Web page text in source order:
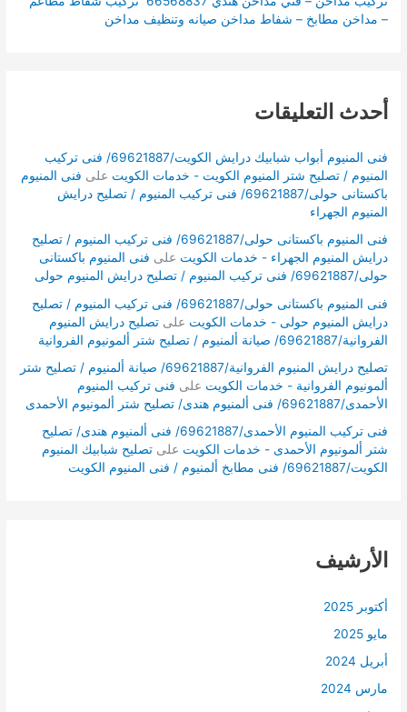
– مداخن مطابخ – شفاط مداخن صيانه وتنظيف مداخن
أحدث التعليقات
فنى المنيوم أبواب شبابيك درايش الكويت/69621887/ فنى تركيب
المنيوم / تصليح شتر المنيوم الكويت - خدمات الكويت على فنى المنيوم
باكستانى حولى/69621887/ فنى تركيب المنيوم / تصليح درايش
المنيوم الجهراء
فنى المنيوم باكستانى حولى/69621887/ فنى تركيب المنيوم / تصليح
درايش المنيوم الجهراء - خدمات الكويت على فنى المنيوم باكستانى
حولى/69621887/ فنى تركيب المنيوم / تصليح درايش المنيوم حولى
فنى المنيوم باكستانى حولى/69621887/ فنى تركيب المنيوم / تصليح
درايش المنيوم حولى - خدمات الكويت علىتصليح درايش المنيوم
الفروانية/69621887/ صيانة ألمنيوم / تصليح شتر ألمونيوم الفروانية
تصليح درايش المنيوم الفروانية/69621887/ صيانة ألمنيوم / تصليح شتر
ألمونيوم الفروانية - خدمات الكويت على فنى تركيب المنيوم
الأحمدى/69621887/ فنى ألمنيوم هندى/ تصليح شتر ألمونيوم الأحمدى
فنى تركيب المنيوم الأحمدى/69621887/ فنى ألمنيوم هندى/ تصليح
شتر ألمونيوم الأحمدى - خدمات الكويت علىتصليح شبابيك المنيوم
الكويت/69621887/ فنى مطابخ ألمنيوم / فنى المنيوم الكويت
الأرشيف
أكتوبر 2025
مايو 2025
أبريل 2024
مارس 2024